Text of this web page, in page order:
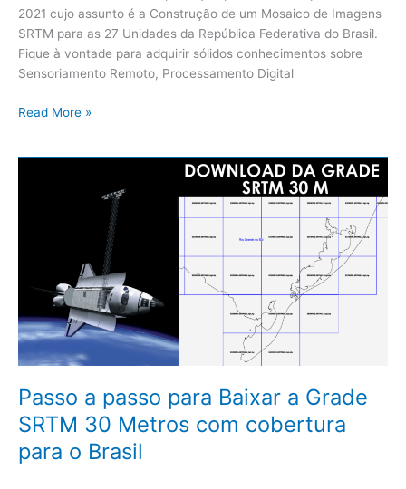
2021 cujo assunto é a Construção de um Mosaico de Imagens
SRTM para as 27 Unidades da República Federativa do Brasil.
Fique à vontade para adquirir sólidos conhecimentos sobre
Sensoriamento Remoto, Processamento Digital
Read More »
Passo a passo para Baixar a Grade
SRTM 30 Metros com cobertura
para o Brasil
Grade
30
Metros
com
cobertura
para
o
Brasil